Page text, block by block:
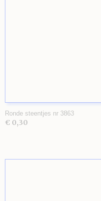
Ronde steentjes nr 3863
€ 0,30